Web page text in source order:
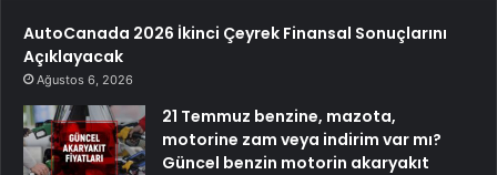
AutoCanada 2026 İkinci Çeyrek Finansal Sonuçlarını
Açıklayacak
Ağustos 6, 2026
21 Temmuz benzine, mazota,
motorine zam veya indirim var mı?
Güncel benzin motorin akaryakıt